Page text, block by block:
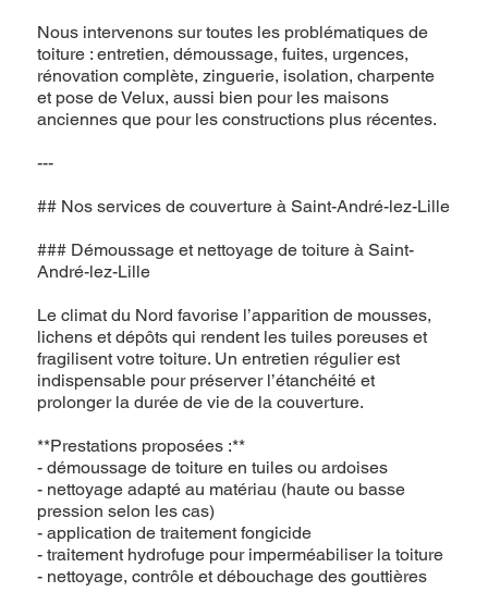
Nous intervenons sur toutes les problématiques de
toiture : entretien, démoussage, fuites, urgences,
rénovation complète, zinguerie, isolation, charpente
et pose de Velux, aussi bien pour les maisons
anciennes que pour les constructions plus récentes.
---
## Nos services de couverture à Saint-André-lez-Lille
### Démoussage et nettoyage de toiture à Saint-
André-lez-Lille
Le climat du Nord favorise l’apparition de mousses,
lichens et dépôts qui rendent les tuiles poreuses et
fragilisent votre toiture. Un entretien régulier est
indispensable pour préserver l’étanchéité et
prolonger la durée de vie de la couverture.
**Prestations proposées :**
- démoussage de toiture en tuiles ou ardoises
- nettoyage adapté au matériau (haute ou basse
pression selon les cas)
- application de traitement fongicide
- traitement hydrofuge pour imperméabiliser la toiture
- nettoyage, contrôle et débouchage des gouttières